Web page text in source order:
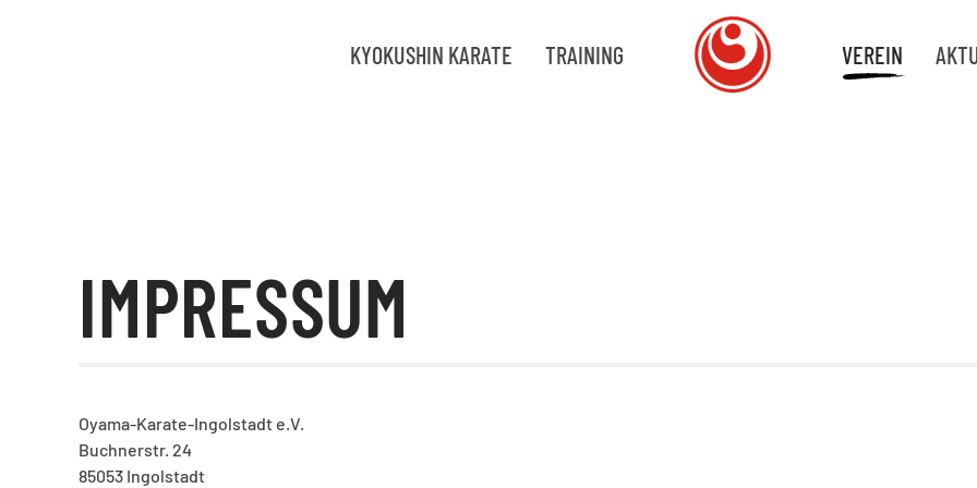
KYOKUSHIN KARATE TRAINING VEREIN
IMPRESSUM
Oyama-Karate-Ingolstadt e.V.
Buchnerstr. 24
85053 Ingolstadt